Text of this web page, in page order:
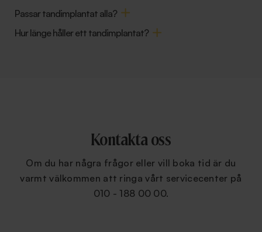
Passar tandimplantat alla?
Hur länge håller ett tandimplantat?
Kontakta oss
Om du har några frågor eller vill boka tid är du
varmt välkommen att ringa vårt servicecenter på
010 - 188 00 00.